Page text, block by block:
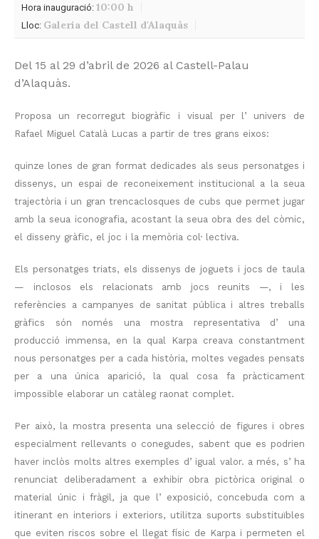
Hora inauguració: 10:00 h
Lloc: Galeria del Castell d'Alaquàs
Del 15 al 29 d’abril de 2026 al Castell-Palau
d’Alaquàs.
Proposa un recorregut biogràfic i visual per l’ univers de
Rafael Miguel Català Lucas a partir de tres grans eixos:
quinze lones de gran format dedicades als seus personatges i
dissenys, un espai de reconeixement institucional a la seua
trajectòria i un gran trencaclosques de cubs que permet jugar
amb la seua iconografia, acostant la seua obra des del còmic,
el disseny gràfic, el joc i la memòria col· lectiva.
Els personatges triats, els dissenys de joguets i jocs de taula
— inclosos els relacionats amb jocs reunits —, i les
referències a campanyes de sanitat pública i altres treballs
gràfics són només una mostra representativa d’ una
producció immensa, en la qual Karpa creava constantment
nous personatges per a cada història, moltes vegades pensats
per a una única aparició, la qual cosa fa pràcticament
impossible elaborar un catàleg raonat complet.
Per això, la mostra presenta una selecció de figures i obres
especialment rellevants o conegudes, sabent que es podrien
haver inclòs molts altres exemples d’ igual valor. a més, s’ ha
renunciat deliberadament a exhibir obra pictòrica original o
material únic i fràgil, ja que l’ exposició, concebuda com a
itinerant en interiors i exteriors, utilitza suports substituïbles
que eviten riscos sobre el llegat físic de Karpa i permeten el